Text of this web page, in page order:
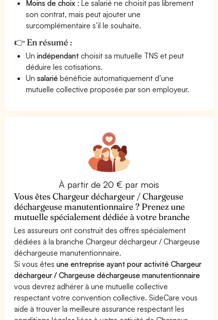
Moins de choix : Le salarié ne choisit pas librement
son contrat, mais peut ajouter une
surcomplémentaire s’il le souhaite.
👉 En résumé :
Unindépendant choisit sa mutuelle TNS et peut
déduire les cotisations.
Unsalarié bénéficie automatiquement d’une
mutuelle collective proposée par son employeur.
À partir de 20 € par mois
Vous êtes Chargeur déchargeur / Chargeuse
déchargeuse manutentionnaire ? Prenez une
mutuelle spécialement dédiée à votre branche
Les assureurs ont construit des offres spécialement
dédiées à la branche Chargeur déchargeur / Chargeuse
déchargeuse manutentionnaire.
Si vous êtesune entreprise ayant pour activité Chargeur
déchargeur / Chargeuse déchargeuse manutentionnaire
vous devrez adhérer à une mutuelle collective
respectant votre convention collective. SideCare vous
aide à trouver la meilleure assurance respectant les